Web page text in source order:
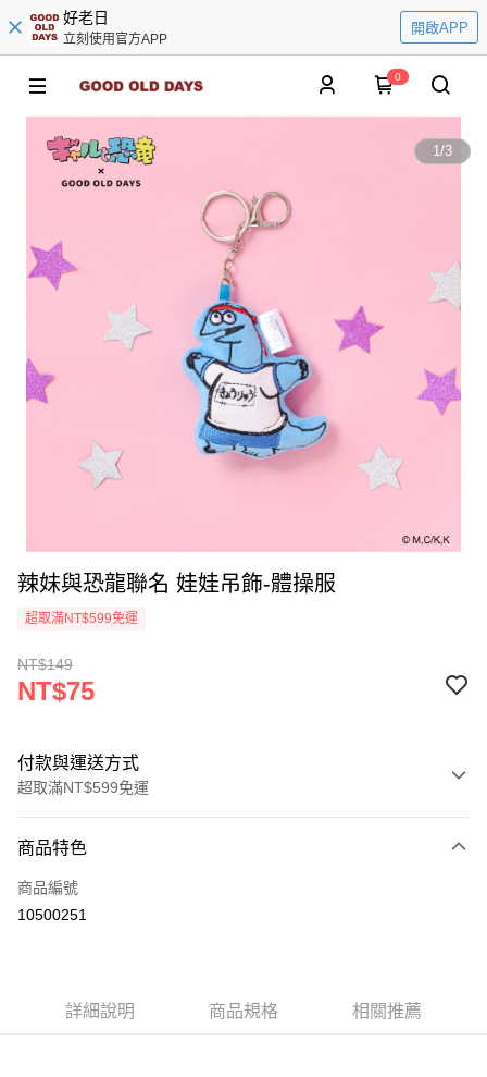
好老日
立刻使用官方APP
開啟APP
0
1/3
辣妹與恐龍聯名 娃娃吊飾-體操服
超取滿NT$599免運
NT$149
NT$75
付款與運送方式
超取滿NT$599免運
信用卡一次付款
超商取貨付款
街口支付
商品特色
商品編號
10500251
詳細說明 商品規格 相關推薦